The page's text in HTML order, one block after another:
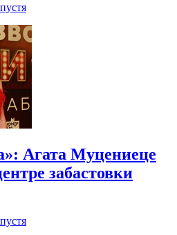
Агата Муцениеце
забастовки